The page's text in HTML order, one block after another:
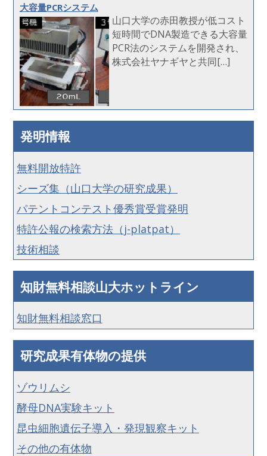
大容量PCRシステム
山口大学の赤田教授が低コスト
短時間でDNA製造できる大容量
PCR法のシステムを開発され、
株式会社ヤナギヤと共同[…]
発明情報
無料開放特許
シーズ集（山口大学の研究成果）
パテントコンテスト優秀賞受賞発明
特許公報の検索方法（j-platpat）
技術相談
知財無料相談山大ホットライン
知財無料相談窓口
研究成果有体物の提供
ゾウリムシ
酵母DNA実験キット
昆虫細胞遺伝子導入・発現観察キット
その他の有体物